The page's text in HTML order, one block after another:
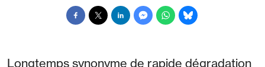
Longtemps synonyme de rapide dégradation